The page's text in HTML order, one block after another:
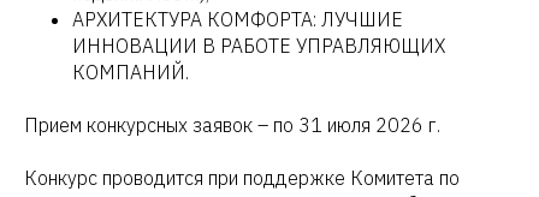
АРХИТЕКТУРА КОМФОРТА: ЛУЧШИЕ
ИННОВАЦИИ В РАБОТЕ УПРАВЛЯЮЩИХ
КОМПАНИЙ.
Прием конкурсных заявок – по 31 июля 2026 г.
Конкурс проводится при поддержке Комитета по